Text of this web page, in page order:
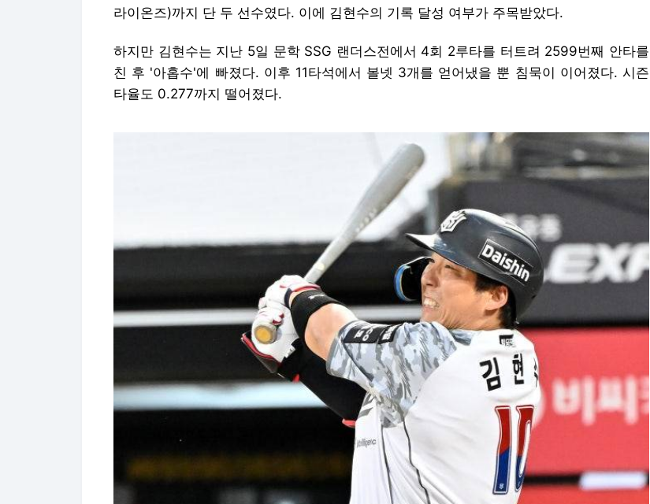
라이온즈)까지 단 두 선수였다. 이에 김현수의 기록 달성 여부가 주목받았다.
하지만 김현수는 지난 5일 문학 SSG 랜더스전에서 4회 2루타를 터트려 2599번째 안타를
친 후 '아홉수'에 빠졌다. 이후 11타석에서 볼넷 3개를 얻어냈을 뿐 침묵이 이어졌다. 시즌
타율도 0.277까지 떨어졌다.